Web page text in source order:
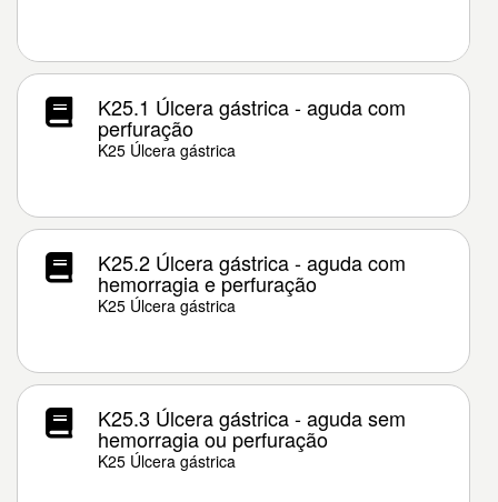
K25.1 Úlcera gástrica - aguda com
perfuração
K25 Úlcera gástrica
K25.2 Úlcera gástrica - aguda com
hemorragia e perfuração
K25 Úlcera gástrica
K25.3 Úlcera gástrica - aguda sem
hemorragia ou perfuração
K25 Úlcera gástrica